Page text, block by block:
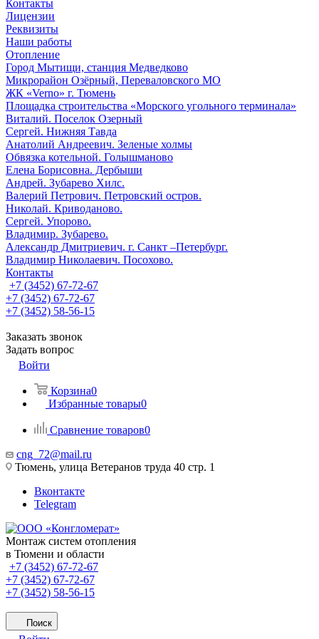
Контакты
Лицензии
Реквизиты
Наши работы
Отопление
Город Мытищи, станция Медведково
Микрорайон Озёрный, Переваловского МО
ЖК «Verno» г. Тюмень
Площадка строительства «Морского угольного терминала»
Виталий. Поселок Озерный
Сергей. Нижняя Тавда
Анатолий Андреевич. Зеленые холмы
Обвязка котельной. Голышманово
Елена Борисовна. Дербыши
Андрей. Зубарево Хилс.
Валерий Петрович. Петровский остров.
Николай. Криводаново.
Сергей. Упорово.
Владимир. Зубарево.
Александр Дмитриевич. г. Санкт –Петербург.
Владимир Николаевич. Посохово.
Контакты
+7 (3452) 67-72-67
+7 (3452) 67-72-67
+7 (3452) 58-56-15
Заказать звонок
Задать вопрос
Войти
Корзина0
Избранные товары0
Сравнение товаров0
cng_72@mail.ru
Тюмень, улица Ветеранов труда 40 стр. 1
Вконтакте
Telegram
Монтаж систем отопления
в Тюмени и области
+7 (3452) 67-72-67
+7 (3452) 67-72-67
+7 (3452) 58-56-15
Поиск